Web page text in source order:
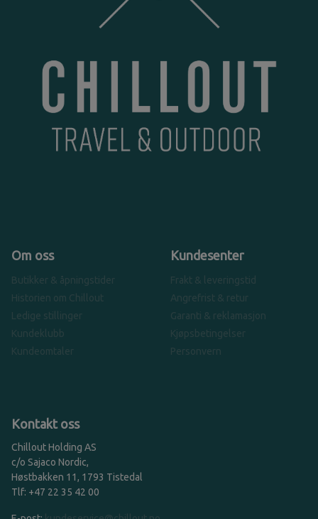
Om oss
Butikker & åpningstider
Historien om Chillout
Ledige stillinger
Kundeklubb
Kundeomtaler
Kundesenter
Frakt & leveringstid
Angrefrist & retur
Garanti & reklamasjon
Kjøpsbetingelser
Personvern
Kontakt oss
Chillout Holding AS
c/o Sajaco Nordic,
Høstbakken 11, 1793 Tistedal
Tlf: +47 22 35 42 00